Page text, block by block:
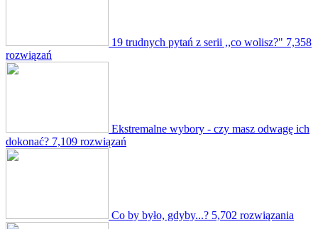
19 trudnych pytań z serii ,,co wolisz?" 7,358
rozwiązań
Ekstremalne wybory - czy masz odwagę ich
dokonać? 7,109 rozwiązań
Co by było, gdyby...? 5,702 rozwiązania